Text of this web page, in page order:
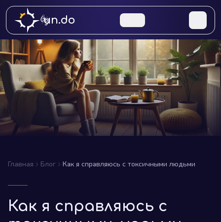
un.do
Главная Блог Как я справляюсь с токсичными людьми
Как я справляюсь с